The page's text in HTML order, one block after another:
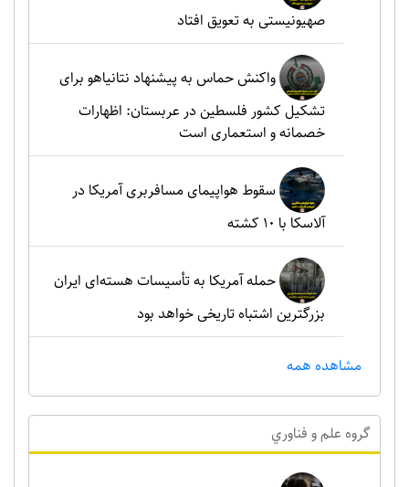
صهیونیستی به تعویق افتاد
واکنش حماس به پیشنهاد نتانیاهو برای
تشکیل کشور فلسطین در عربستان: اظهارات
خصمانه و استعماری است
سقوط هواپیمای مسافربری آمریکا در
آلاسکا با ۱۰ کشته
حمله آمریکا به تأسیسات هسته‌ای ایران
بزرگترین اشتباه تاریخی خواهد بود
مشاهده همه
گروه علم و فناوري